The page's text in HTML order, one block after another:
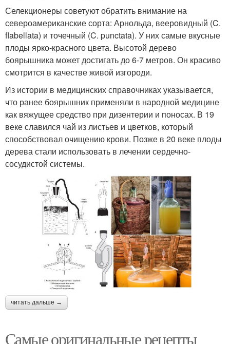
Селекционеры советуют обратить внимание на
североамериканские сорта: Арнольда, вееровидный (C.
flabellata) и точечный (C. punctata). У них самые вкусные
плоды ярко-красного цвета. Высотой дерево
боярышника может достигать до 6-7 метров. Он красиво
смотрится в качестве живой изгороди.
Из истории в медицинских справочниках указывается,
что ранее боярышник применяли в народной медицине
как вяжущее средство при дизентерии и поносах. В 19
веке славился чай из листьев и цветков, который
способствовал очищению крови. Позже в 20 веке плоды
дерева стали использовать в лечении сердечно-
сосудистой системы.
читать дальше →
Самые оригинальные рецепты